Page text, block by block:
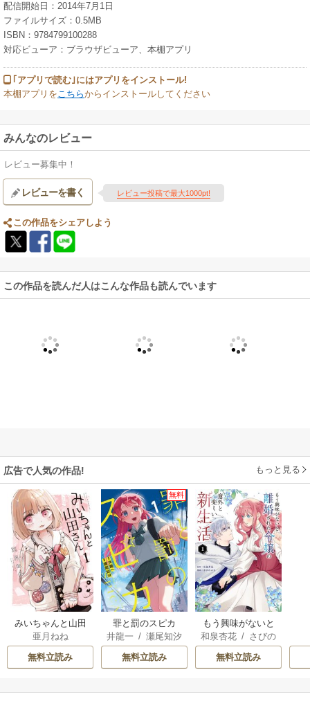
配信開始日：2014年7月1日
ファイルサイズ：0.5MB
ISBN：9784799100288
対応ビューア：ブラウザビューア、本棚アプリ
｢アプリで読む｣にはアプリをインストール!
本棚アプリをこちらからインストールしてください
みんなのレビュー
レビュー募集中！
レビューを書く レビュー投稿で最大1000pt!
この作品をシェアしよう
この作品を読んだ人はこんな作品も読んでいます
広告で人気の作品! もっと見る
みいちゃんと山田
さん
亜月ねね
無料立読み
無料
罪と罰のスピカ
井龍一 /瀬尾知汐
無料立読み
もう興味がないと
離婚された令嬢の
意外と楽しい新生
活
和泉杏花 / さびの
ぶち
無料立読み